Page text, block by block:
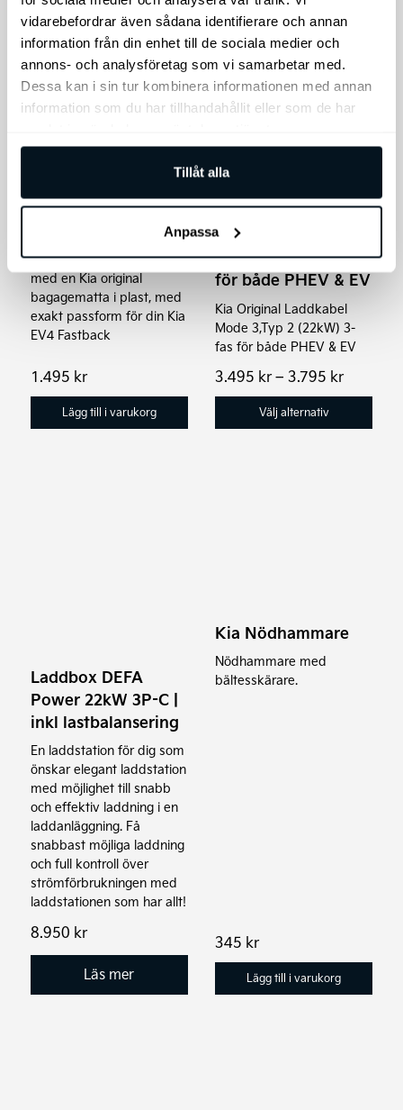
vidarebefordrar även sådana identifierare och annan
information från din enhet till de sociala medier och
annons- och analysföretag som vi samarbetar med.
Dessa kan i sin tur kombinera informationen med annan
information som du har tillhandahållit eller som de har
Tillåt alla
Anpassa
var:
4.695 kr.2.495 kr.
Kia EV4 Original
Bagagematta, plast
Skydda bagageutrymmet
med en Kia original
bagagematta i plast, med
exakt passform för din Kia
EV4 Fastback
1.495 kr
Lägg till i varukorg
Kia Laddkabel Mode
3 | Type 2 (22kW)
för både PHEV & EV
Kia Original Laddkabel
Mode 3,Typ 2 (22kW) 3-
fas för både PHEV & EV
3.495 kr– 3.795 kr
3.495 kr
3.795 kr
Välj alternativ
Den
här
flera
varianter.
De
alternativen
väljas
på
produktsidan
Laddbox DEFA
Power 22kW 3P-C |
inkl lastbalansering
En laddstation för dig som
önskar elegant laddstation
med möjlighet till snabb
och effektiv laddning i en
laddanläggning. Få
snabbast möjliga laddning
och full kontroll över
strömförbrukningen med
laddstationen som har allt!
8.950 kr
Läs mer
Kia Nödhammare
Nödhammare med
bältesskärare.
345 kr
Lägg till i varukorg